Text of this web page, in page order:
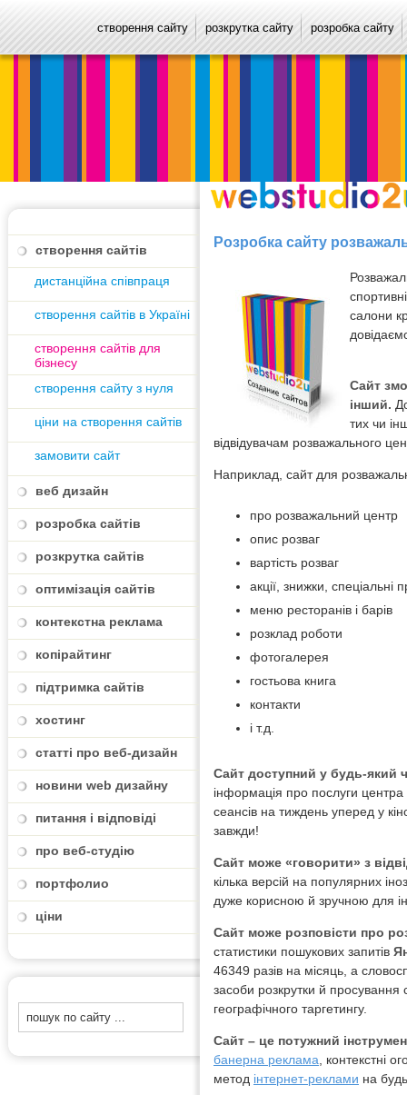
створення сайту розкрутка сайту розробка сайту
створення сайтів
дистанційна співпраця
створення сайтів в Україні
створення сайтів для
бізнесу
створення сайту з нуля
ціни на створення сайтів
замовити сайт
веб дизайн
розробка сайтів
розкрутка сайтів
оптимізація сайтів
контекстна реклама
копірайтинг
підтримка сайтів
хостинг
статті про веб-дизайн
новини web дизайну
питання і відповіді
про веб-студію
портфолио
ціни
Розробка сайту
салони
Сайт
інший.
тих чи
відвідувачам розважального
Наприклад, сайт для
про розважальний центр
опис розваг
вартість розваг
акції, знижки, спеціальні
меню ресторанів і барів
розклад роботи
фотогалерея
гостьова книга
контакти
і т.д.
Сайт доступний у будь-який
інформація про послуги центра
сеансів на тиждень уперед у
завжди!
Сайт може «говорити» з
кілька версій на популярних
дуже корисною й зручною для
Сайт може розповісти про
статистики пошукових запитів
46349 разів на місяць, а
засоби розкрутки й просування
географічного таргетингу.
Сайт – це потужний
банерна реклама , контекстні
метод інтернет-реклами на